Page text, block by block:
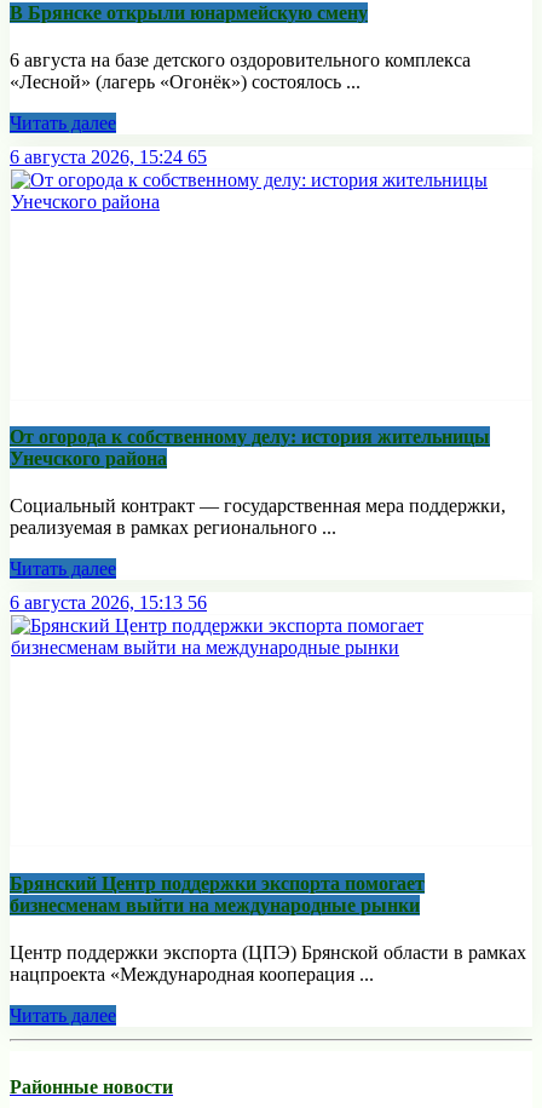
В Брянске открыли юнармейскую смену
6 августа на базе детского оздоровительного комплекса
«Лесной» (лагерь «Огонёк») состоялось ...
Читать далее
6 августа 2026, 15:24 65
От огорода к собственному делу: история жительницы
Унечского района
Социальный контракт — государственная мера поддержки,
реализуемая в рамках регионального ...
Читать далее
6 августа 2026, 15:13 56
Брянский Центр поддержки экспорта помогает
бизнесменам выйти на международные рынки
Центр поддержки экспорта (ЦПЭ) Брянской области в рамках
нацпроекта «Международная кооперация ...
Читать далее
Районные новости